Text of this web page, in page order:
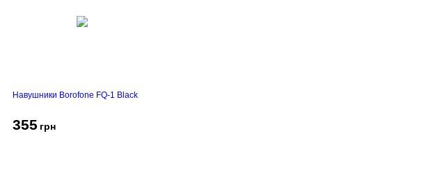
Навушники Borofone FQ-1 Black
355 грн